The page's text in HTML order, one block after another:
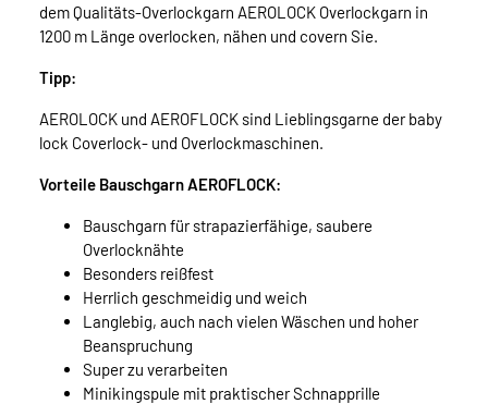
dem Qualitäts-Overlockgarn AEROLOCK Overlockgarn in
1200 m Länge overlocken, nähen und covern Sie.
Tipp:
AEROLOCK und AEROFLOCK sind Lieblingsgarne der baby
lock Coverlock- und Overlockmaschinen.
Vorteile Bauschgarn AEROFLOCK:
Bauschgarn für strapazierfähige, saubere
Overlocknähte
Besonders reißfest
Herrlich geschmeidig und weich
Langlebig, auch nach vielen Wäschen und hoher
Beanspruchung
Super zu verarbeiten
Minikingspule mit praktischer Schnapprille